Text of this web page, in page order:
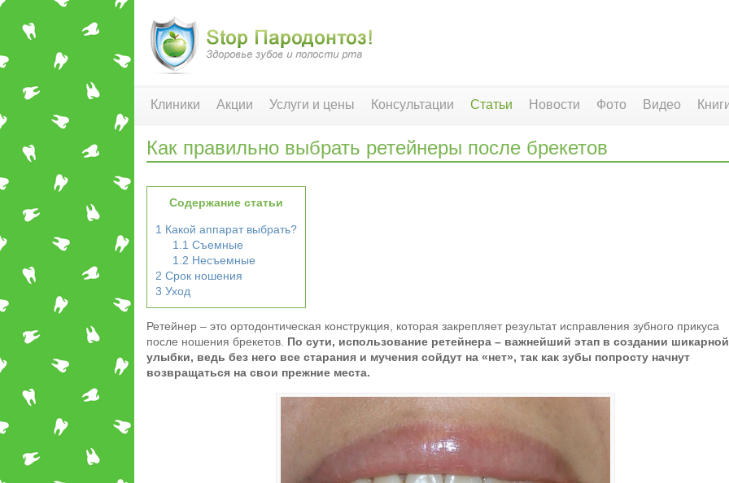
Клиники Акции Услуги и цены Консультации Статьи Новости Фото Видео
Как правильно выбрать ретейнеры после брекетов
Содержание статьи
1 Какой аппарат выбрать?
1.1 Съемные
1.2 Несъемные
2 Срок ношения
3 Уход
Ретейнер – это ортодонтическая конструкция, которая закрепляет результат исправления зубного прикуса
после ношения брекетов. По сути, использование ретейнера – важнейший этап в создании шикарной
улыбки, ведь без него все старания и мучения сойдут на «нет», так как зубы попросту начнут
возвращаться на свои прежние места.